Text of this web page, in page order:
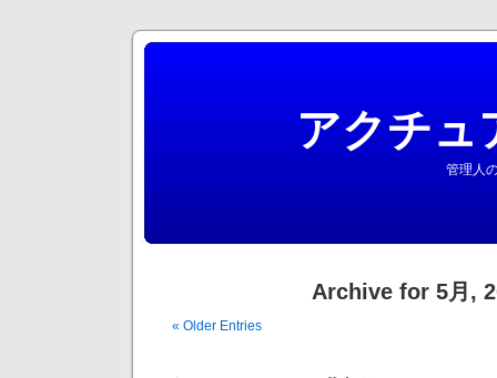
アクチュ
管理人
Archive for 5月,
« Older Entries